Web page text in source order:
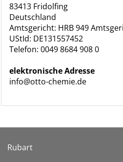
83413 Fridolfing
Deutschland
Amtsgericht: HRB 949
UStId: DE131557452
Telefon: 0049 8684 908 0
elektronische Adresse
info@otto-chemie.de
Rubart